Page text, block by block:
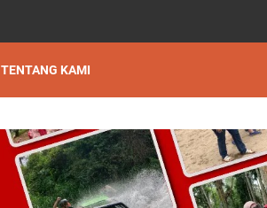
TENTANG KAMI